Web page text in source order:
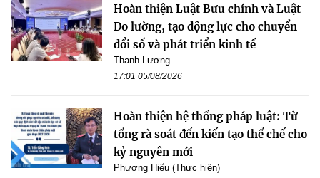
Hoàn thiện Luật Bưu chính và Luật
Đo lường, tạo động lực cho chuyển
đổi số và phát triển kinh tế
Thanh Lương
17:01 05/08/2026
Hoàn thiện hệ thống pháp luật: Từ
tổng rà soát đến kiến tạo thể chế cho
kỷ nguyên mới
Phương Hiếu (Thực hiện)